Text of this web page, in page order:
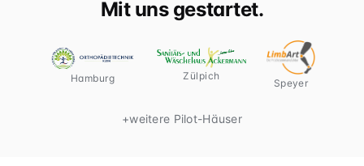
Mit uns gestartet.
Hamburg Zülpich
Speyer
+weitere Pilot-Häuser